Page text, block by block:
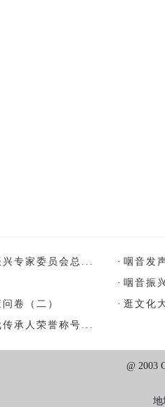
专家委员会总... · 咽音发
· 咽音振
卷（二） · 逛文化
传承人荣誉称号...
@ 2003
地